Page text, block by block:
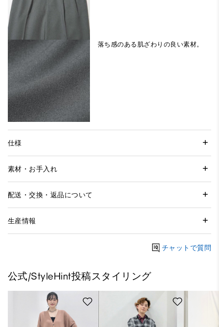
落ち感のある肌ざわりの良い素材。
仕様
素材・お手入れ
配送・交換・返品について
生産情報
チャットで質問
公式/StyleHint投稿スタイリング